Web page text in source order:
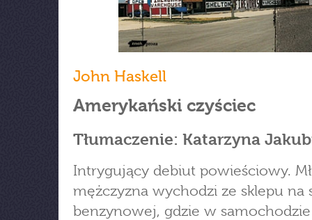
John Haskell
Amerykański czyściec
Tłumaczenie: Katarzyna
Intrygujący debiut powieściowy.
mężczyzna wychodzi ze sklepu na
benzynowej, gdzie w